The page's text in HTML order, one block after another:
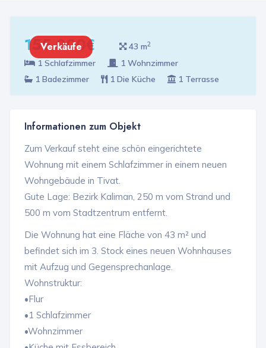
155 000€
Verkäufe 43 m2
1 Schlafzimmer
1 Wohnzimmer
1 Badezimmer
1 Die Küche 1 Terrasse
Informationen zum Objekt
Zum Verkauf steht eine schön eingerichtete
Wohnung mit einem Schlafzimmer in einem neuen
Wohngebäude in Tivat.
Gute Lage: Bezirk Kaliman, 250 m vom Strand und
500 m vom Stadtzentrum entfernt.
Die Wohnung hat eine Fläche von 43 m² und
befindet sich im 3. Stock eines neuen Wohnhauses
mit Aufzug und Gegensprechanlage.
Wohnstruktur:
•Flur
•1 Schlafzimmer
•Wohnzimmer